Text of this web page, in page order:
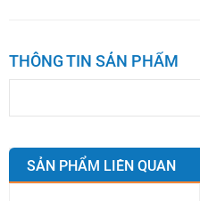
THÔNG TIN SẢN PHẨM
SẢN PHẨM LIÊN QUAN